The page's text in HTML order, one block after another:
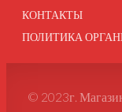
КОНТАКТЫ
ПОЛИТИКА
© 2023г.